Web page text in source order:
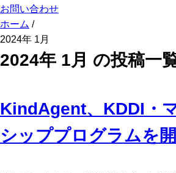
お問い合わせ
ホーム /
2024年 1月
2024年 1月 の投稿一
KindAgent、KDDI・
シッププログラムを